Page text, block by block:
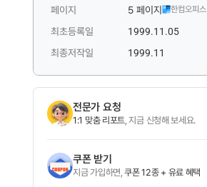
페이지 5 페이지 한컴오피스
최초등록일
1999.11.05
최종저작일
1999.11
전문가 요청
1:1 맞춤 리포트, 지금 신청해 보세요.
쿠폰 받기
지금 가입하면,쿠폰 12종 + 유료 혜택